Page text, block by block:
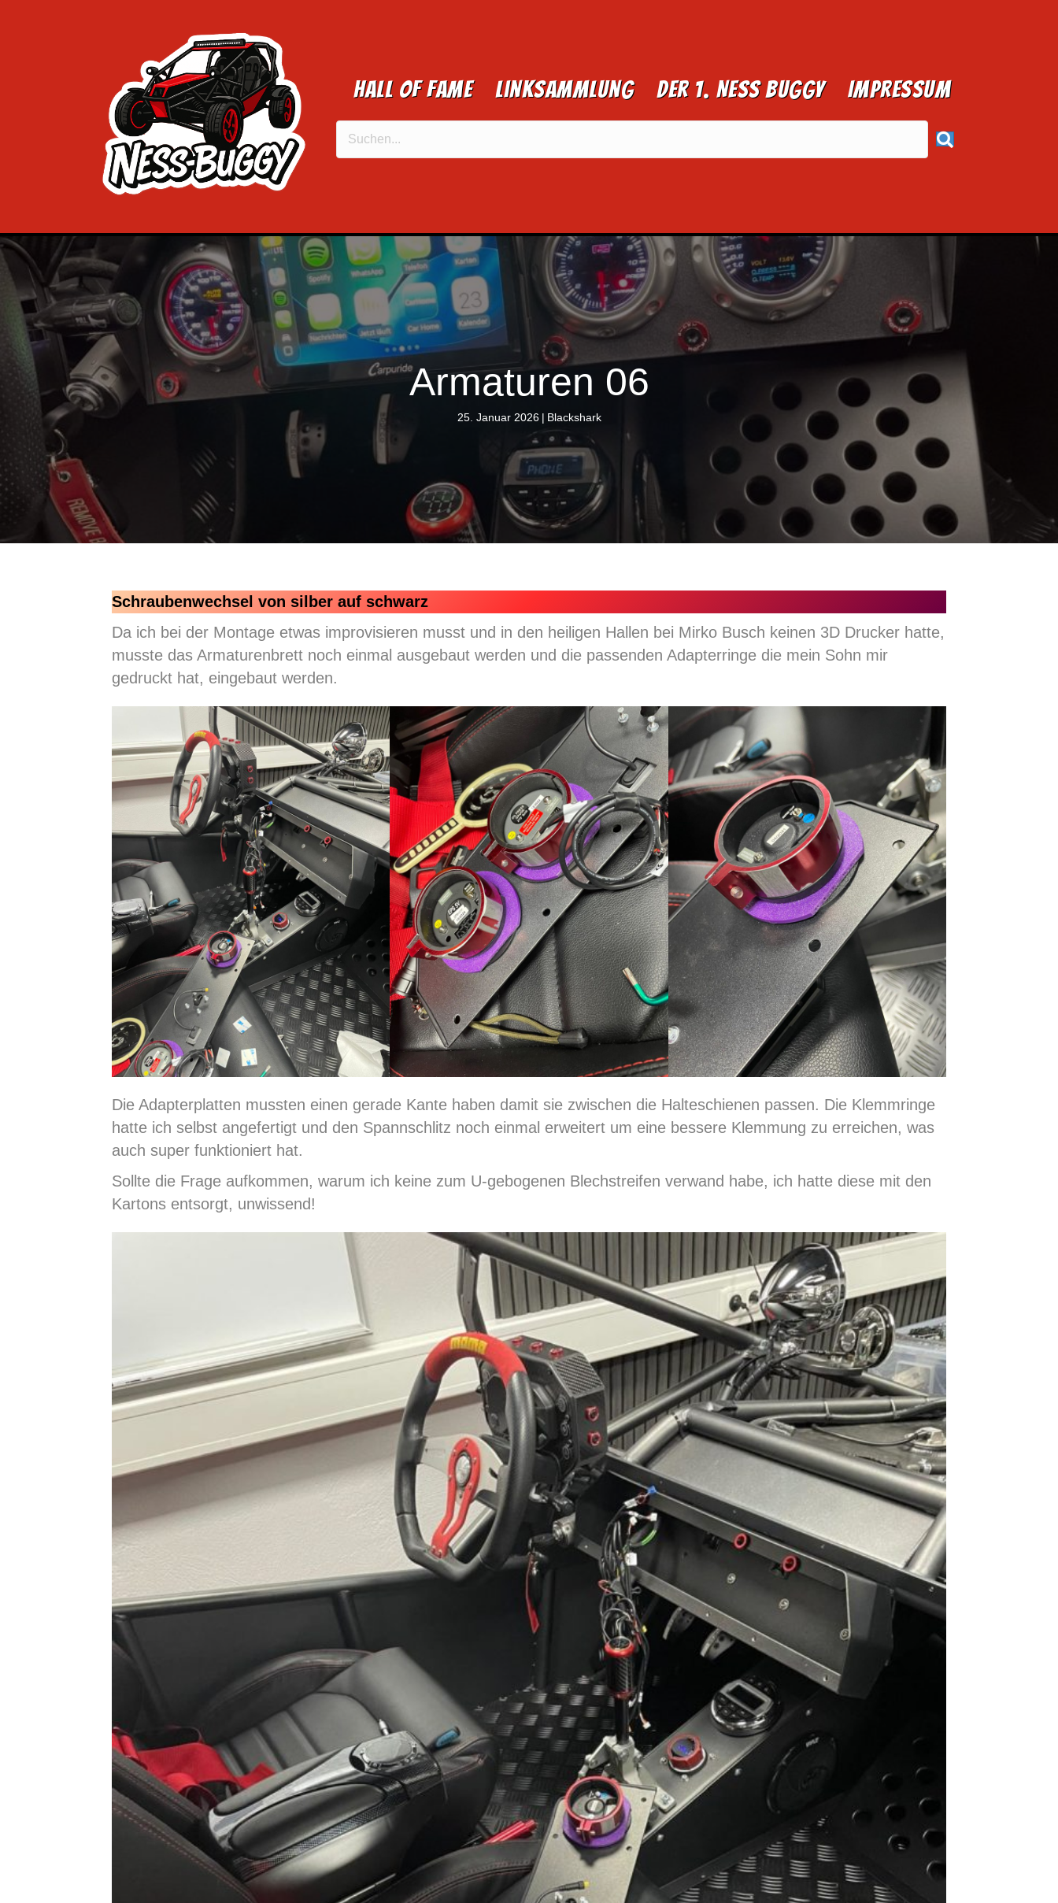
Hall of Fame Linksammlung Der 1. NESS BUGGY Impressum
Armaturen 06
25. Januar 2026 | Blackshark
Schraubenwechsel von silber auf schwarz
Da ich bei der Montage etwas improvisieren musst und in den heiligen Hallen bei Mirko Busch keinen 3D Drucker hatte,
musste das Armaturenbrett noch einmal ausgebaut werden und die passenden Adapterringe die mein Sohn mir
gedruckt hat, eingebaut werden.
Die Adapterplatten mussten einen gerade Kante haben damit sie zwischen die Halteschienen passen. Die Klemmringe
hatte ich selbst angefertigt und den Spannschlitz noch einmal erweitert um eine bessere Klemmung zu erreichen, was
auch super funktioniert hat.
Sollte die Frage aufkommen, warum ich keine zum U-gebogenen Blechstreifen verwand habe, ich hatte diese mit den
Kartons entsorgt, unwissend!